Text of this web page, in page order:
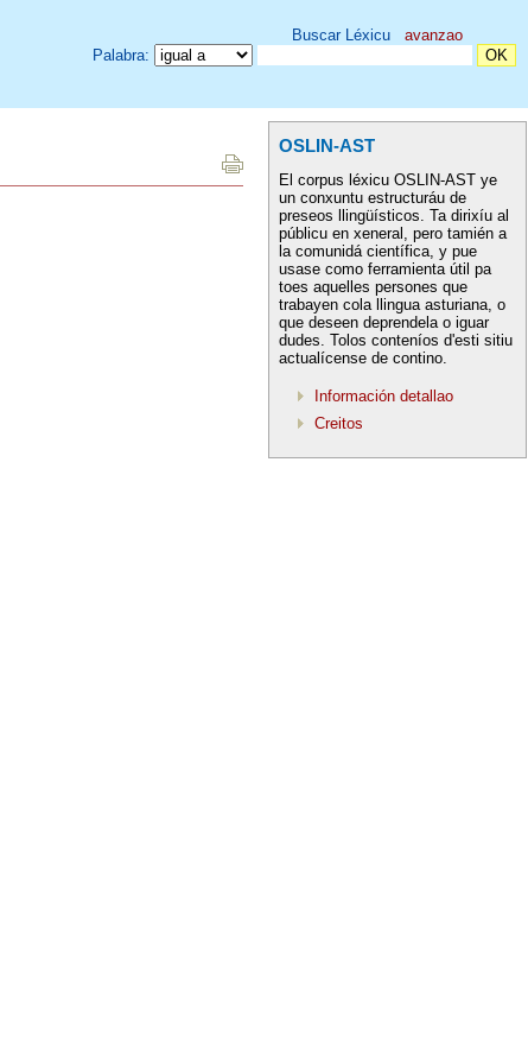
Buscar Léxicu avanzao
Palabra:
OSLIN-AST
El corpus léxicu OSLIN-AST ye
un conxuntu estructuráu de
preseos llingüísticos. Ta dirixíu al
públicu en xeneral, pero tamién a
la comunidá científica, y pue
usase como ferramienta útil pa
toes aquelles persones que
trabayen cola llingua asturiana, o
que deseen deprendela o iguar
dudes. Tolos conteníos d'esti sitiu
actualícense de contino.
Información detallao
Creitos